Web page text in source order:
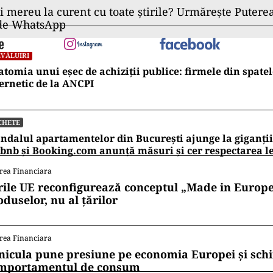
mereu la curent cu toate știrile? Urmărește
WhatsApp
unui eșec de achiziții publice: firmele din
de la ANCPI
apartamentelor din București ajunge la
și Booking.com anunță măsuri și cer respectarea
Financiara
UE reconfigurează conceptul „Made in
nu al țărilor
Financiara
pune presiune pe economia Europei și
de consum